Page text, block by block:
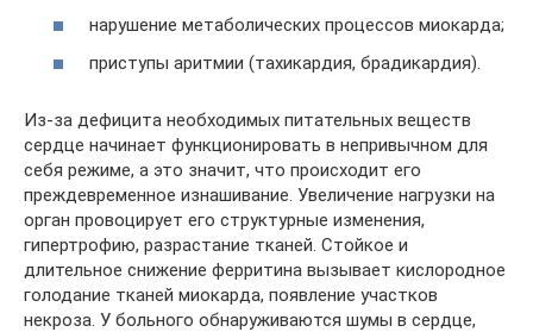
нарушение метаболических процессов миокарда;
приступы аритмии (тахикардия, брадикардия).
Из-за дефицита необходимых питательных веществ
сердце начинает функционировать в непривычном для
себя режиме, а это значит, что происходит его
преждевременное изнашивание. Увеличение нагрузки на
орган провоцирует его структурные изменения,
гипертрофию, разрастание тканей. Стойкое и
длительное снижение ферритина вызывает кислородное
голодание тканей миокарда, появление участков
некроза. У больного обнаруживаются шумы в сердце,